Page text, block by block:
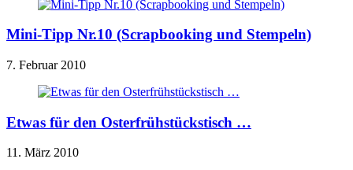
Mini-Tipp Nr.10 (Scrapbooking und Stempeln)
7. Februar 2010
Etwas für den Osterfrühstückstisch …
11. März 2010